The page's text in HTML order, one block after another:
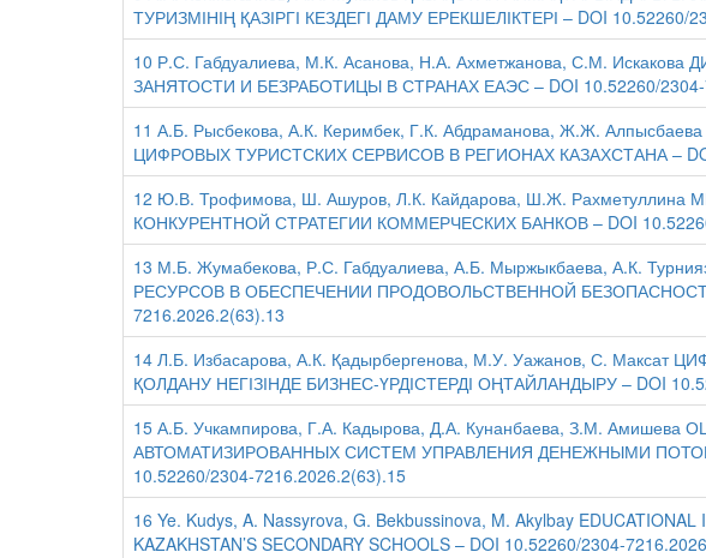
ТУРИЗМІНІҢ ҚАЗІРГІ КЕЗДЕГІ ДАМУ ЕРЕКШЕЛІКТЕРІ – DOI 10.52260/
10 Р.С. Габдуалиева, М.К. Асанова, Н.А. Ахметжанова, С.М.
ЗАНЯТОСТИ И БЕЗРАБОТИЦЫ В СТРАНАХ ЕАЭС – DOI 10.52260/2304-
11 А.Б. Рысбекова, А.К. Керимбек, Г.К. Абдраманова, Ж.Ж.
ЦИФРОВЫХ ТУРИСТСКИХ СЕРВИСОВ В РЕГИОНАХ КАЗАХСТАНА – DOI
12 Ю.В. Трофимова, Ш. Ашуров, Л.К. Кайдарова, Ш.Ж.
КОНКУРЕНТНОЙ СТРАТЕГИИ КОММЕРЧЕСКИХ БАНКОВ – DOI
13 М.Б. Жумабекова, Р.С. Габдуалиева, А.Б. Мыржыкбаева, А.К.
РЕСУРСОВ В ОБЕСПЕЧЕНИИ ПРОДОВОЛЬСТВЕННОЙ БЕЗОПАСНОСТИ
7216.2026.2(63).13
14 Л.Б. Избасарова, А.К. Қадырбергенова, М.У. Уажанов, С.
ҚОЛДАНУ НЕГІЗІНДЕ БИЗНЕС-ҮРДІСТЕРДІ ОҢТАЙЛАНДЫРУ – DOI
15 А.Б. Учкампирова, Г.А. Кадырова, Д.А. Кунанбаева, З.М.
АВТОМАТИЗИРОВАННЫХ СИСТЕМ УПРАВЛЕНИЯ ДЕНЕЖНЫМИ
10.52260/2304-7216.2026.2(63).15
16 Ye. Kudys, A. Nassyrova, G. Bekbussinova, M. Akylbay EDUCATIONAL
KAZAKHSTAN’S SECONDARY SCHOOLS – DOI 10.52260/2304-